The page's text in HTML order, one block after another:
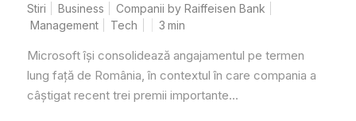
Stiri Business
Companii by Raiffeisen Bank
Management
Tech 3 min
Microsoft își consolidează angajamentul pe termen
lung față de România, în contextul în care compania a
câștigat recent trei premii importante...